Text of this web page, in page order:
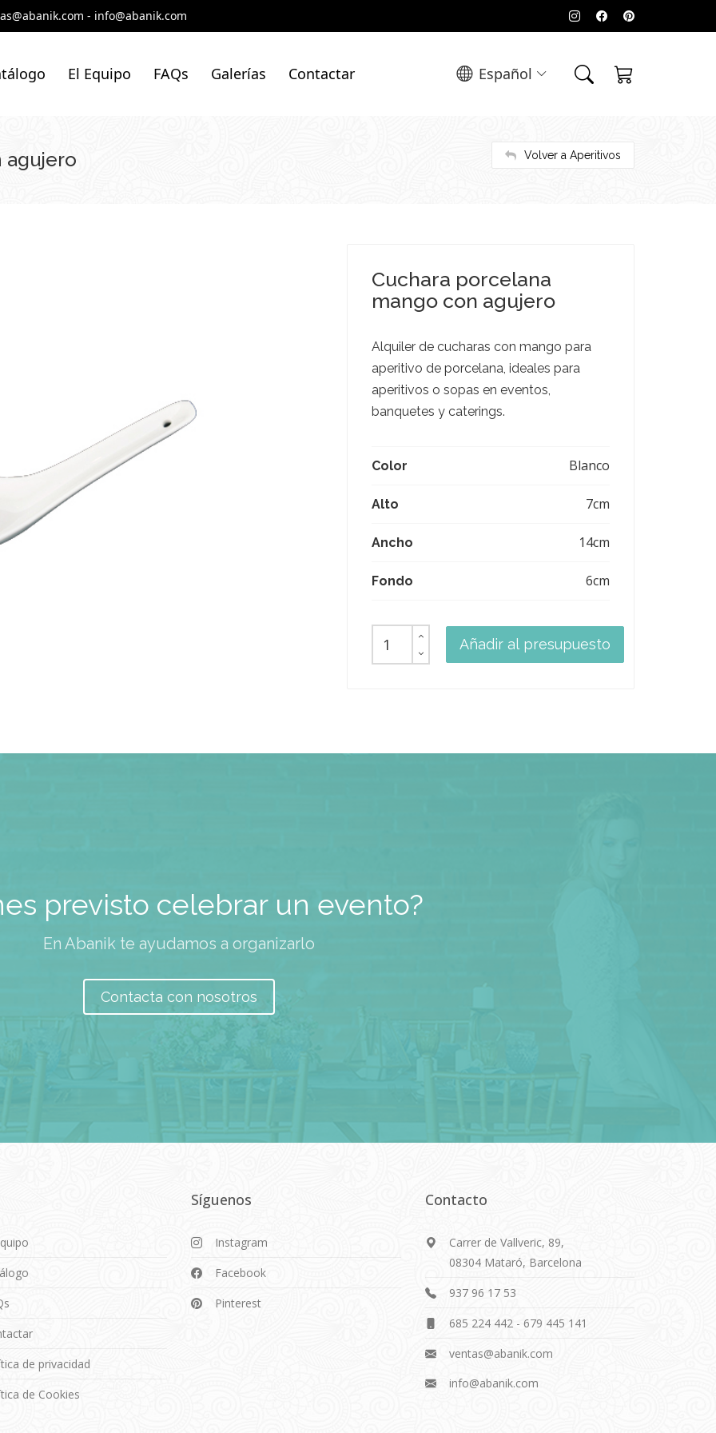
- info@abanik.com
El Equipo FAQs Galerías Contactar Español
agujero Volver a Aperitivos
Cuchara porcelana
mango con agujero
Alquiler de cucharas con mango para
aperitivo de porcelana, ideales para
aperitivos o sopas en eventos,
banquetes y caterings.
Color Blanco
Alto 7cm
Ancho 14cm
Fondo 6cm
Añadir al presupuesto
previsto celebrar un evento?
En Abanik te ayudamos a organizarlo
Contacta con nosotros
de privacidad
de Cookies
Síguenos
Instagram
Facebook
Pinterest
Contacto
Carrer de Vallveric, 89,
08304 Mataró, Barcelona
937 96 17 53
685 224 442- 679 445 141
ventas@abanik.com
info@abanik.com